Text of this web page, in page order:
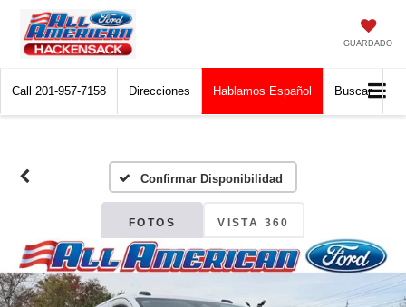
GUARDADO
Call 201-957-7158 Direcciones Hablamos Español Buscar
Confirmar Disponibilidad
FOTOS VISTA 360